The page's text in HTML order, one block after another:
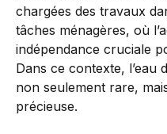
chargées des travaux
tâches ménagères, où
indépendance cruciale
Dans ce contexte, l’eau
non seulement rare,
précieuse.